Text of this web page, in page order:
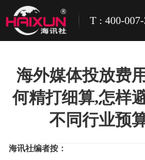
T : 400-
海外媒体投放费
何精打细算,怎样
不同行业预
海讯社编者按：